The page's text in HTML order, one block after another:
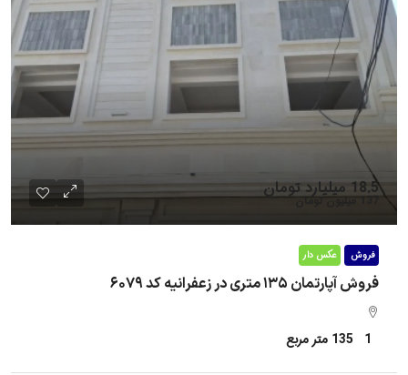
18.5 میلیارد تومان
137 میلیون تومان
فروش عکس دار
فروش آپارتمان ۱۳۵ متری در زعفرانیه کد ۶۰۷۹
1
135 متر مربع